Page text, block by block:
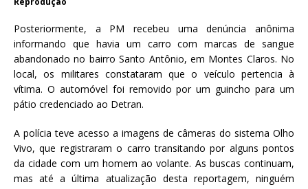
Posteriormente, a PM recebeu uma denúncia anônima
informando que havia um carro com marcas de sangue
abandonado no bairro Santo Antônio, em Montes Claros. No
local, os militares constataram que o veículo pertencia à
vítima. O automóvel foi removido por um guincho para um
pátio credenciado ao Detran.
A polícia teve acesso a imagens de câmeras do sistema Olho
Vivo, que registraram o carro transitando por alguns pontos
da cidade com um homem ao volante. As buscas continuam,
mas até a última atualização desta reportagem, ninguém